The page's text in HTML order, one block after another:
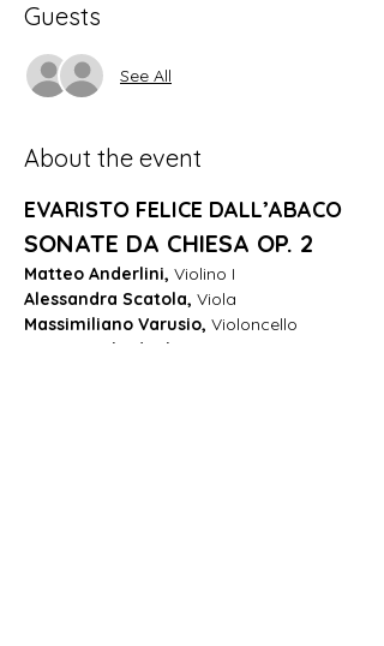
Guests
See All
About the event
EVARISTO FELICE DALL’ABACO
SONATE DA CHIESA OP. 2
Matteo Anderlini, Violino I
Alessandra Scatola, Viola
Massimiliano Varusio, Violoncello
Matteo Zabadneh,